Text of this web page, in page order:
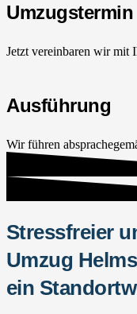
Umzugstermin
Jetzt vereinbaren wir mit
Ausführung
Wir führen
Stressfreier
Umzug
ein